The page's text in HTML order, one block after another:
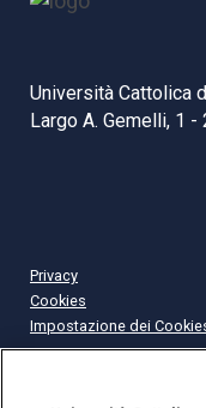
Università Cattolica
Largo A. Gemelli, 1
Privacy
Cookies
Impostazione dei